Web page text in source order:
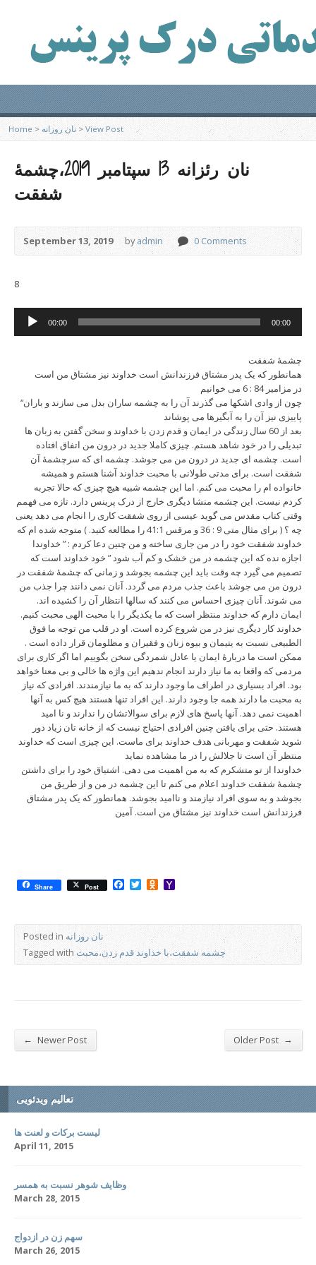
Home > نان روزانه > View Post
نان رئزانه 13 سپتامبر 2019،چشمۀ
شفقت
September 13, 2019 byadmin 0 Comments
8
Audio
Player
00:00 00:00
چشمۀ شفقت
همانطور که یک پدر مشتاق فرزندانش است خداوند نیز مشتاق من است
در مزامیر 84 : 6 می خوانیم
“چون از وادی اشکها می گذرند آن را به چشمه ساران بدل می سازند و باران
پاییزی نیز آن را به آبگیرها می پوشاند
بعد از 60 سال زندگی در ایمان و قدم زدن با خداوند و سخن گفتن به زبان ها
تبدیلی را در خود شاهد هستم. چیزی کاملا جدید در درون من اتفاق افتاده
است. چشمه ای جدید در درون من می جوشد. چشمه ای که سرچشمۀ آن
شفقت است. برای مدتی طولانی با محبت خداوند آشنا هستم و همیشه
خانواده ام را محبت می کنم. اما این چشمه شبیه هیچ چیزی که حالا تجربه
کردم نیست. این چشمه منشا دیگری خارج از درک پرینس دارد. تازه می فهمم
وقتی کتاب مقدس می گوید عیسی از روی شفقت کاری را انجام می دهد یعنی
چه ؟ ( برای مثال متی 9 : 36 و مرقس 41:1 را مطالعه کنید. ) متوجه شده ام که
خداوند شفقت خود را در من جاری ساخته و من چنین دعا کردم : ” خداوندا
اجازه نده که این چشمه در من خشک و کم آب شود ” خود خداوند است که
تصمیم می گیرد چه وقت باید این چشمه بجوشد و زمانی که چشمۀ شفقت در
درون من می جوشد باعث جذب مردم می گردد. آنان نمی دانند چرا جذب من
می شوند. آنان چیزی احساس می کنند که سالها انتظار آن را کشیده اند.
ایمان دارم که خداوند منتظر است که ما یکدیگر را با محبت الهی محبت کنیم.
خداوند کار دیگری نیز در من شروع کرده است. او در قلب من توجه ما فوق
الطبیعی نسبت به یتیمان و بیوه زنان و فقیران و مظلومان قرار داده است .
ممکن است ما دربارۀ ایمان یا عادل شمردگی سخن بگوییم اما اگر کاری برای
مردمی که واقعا به ما نیاز دارند انجام ندهیم این واژه ها خالی و بی معنا خواهد
بود. افراد بسیاری در اطراف ما وجود دارند که به ما نیازمندند. افرادی که نیاز
به محبت ما دارند همه جا وجود دارند. این افراد تنها هستند هیچ کس به آنها
اهمیت نمی دهد. آنها پاسخ های لازم برای سوالاتشان را ندارند و نا امید
هستند. حتی برای یافتن چنین افرادی احتیاج نیست که از خانه تان زیاد دور
شوید شفقت و مهربانی هدف خداوند برای ماست. این چیزی است که خداوند
منتظر آن است تا جلالش را در ما مشاهده نماید
خداوندا از تو متشکرم که به من اهمیت می دهی. اشتیاق خود را برای داشتن
چشمۀ شفقت خداوند اعلام می کنم تا این چشمه در من و از طریق من
بجوشد و به سوی افراد نیازمند و ناامید بجوشد. همانطور که یک پدر مشتاق
فرزندانش است خداوند نیز مشتاق من است. آمین
Share Post Facebook
TwitterOdnoklassniki
Posted in نان روزانه
Tagged withچشمه شفقت،با خداوند قدم زدن،محبت
← Newer Post Older Post →
تعالیم ویدئویی
لیست برکات و لعنت ها
April 11, 2015
وظایف شوهر نسبت به همسر
March 28, 2015
سهم زن در ازدواج
March 26, 2015